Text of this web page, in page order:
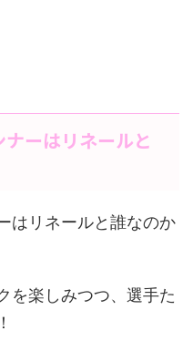
ーはリネールと
はリネールと誰なのか
を楽しみつつ、選手た